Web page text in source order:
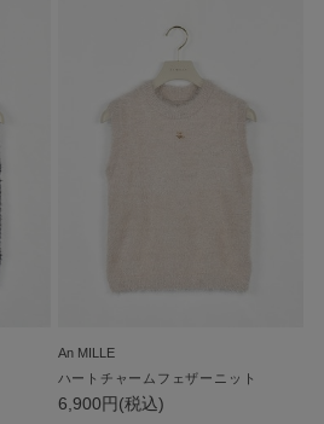
An MILLE
ハートチャームフェザーニット
6,900円(税込)